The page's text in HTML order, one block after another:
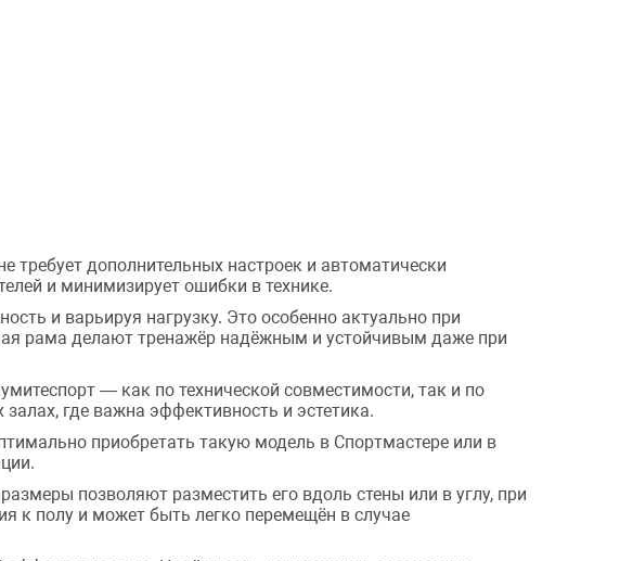
дополнительных настроек и автоматически
и минимизирует ошибки в технике.
и варьируя нагрузку. Это особенно актуально при
рама делают тренажёр надёжным и устойчивым даже при
— как по технической совместимости, так и по
где важна эффективность и эстетика.
приобретать такую модель в Спортмастере или в
позволяют разместить его вдоль стены или в углу, при
к полу и может быть легко перемещён в случае